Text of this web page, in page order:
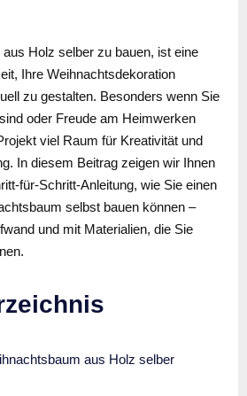
Holz selber zu bauen, ist eine
Ihre Weihnachtsdekoration
zu gestalten. Besonders wenn Sie
oder Freude am Heimwerken
viel Raum für Kreativität und
In diesem Beitrag zeigen wir Ihnen
für-Schritt-Anleitung, wie Sie einen
selbst bauen können –
und mit Materialien, die Sie
aus Holz selber